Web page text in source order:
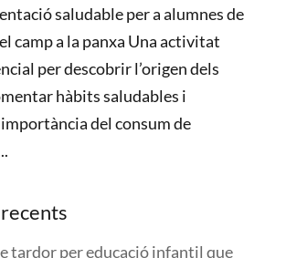
saludable per a alumnes de
camp a la panxa Una activitat
per descobrir l’origen dels
hàbits saludables i
del consum de
tardor per educació infantil que